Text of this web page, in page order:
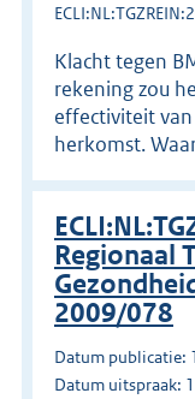
Klacht tegen
rekening zou
effectiviteit
herkomst.
Regionaal
2009/078
Datum publicatie:
Datum uitspraak: